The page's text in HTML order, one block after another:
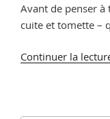
Avant de penser
cuite et tomette –
Continuer la